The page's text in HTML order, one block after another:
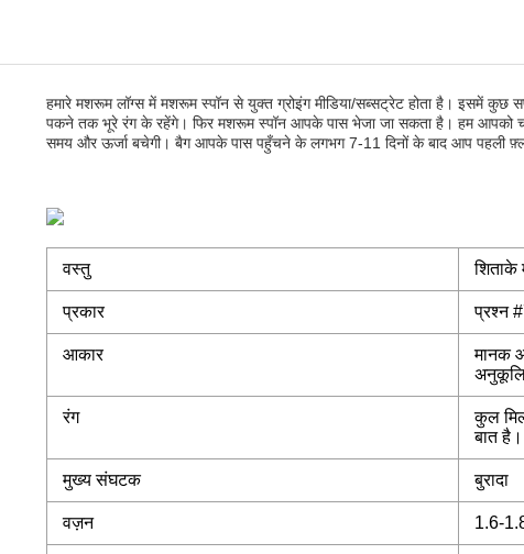
हमारे मशरूम लॉग्स में मशरूम स्पॉन से युक्त ग्रोइंग मीडिया/सब्सट्रेट होता है। इसमें कुछ
पकने तक भूरे रंग के रहेंगे। फिर मशरूम स्पॉन आपके पास भेजा जा सकता है। हम आपको
समय और ऊर्जा बचेगी। बैग आपके पास पहुँचने के लगभग 7-11 दिनों के बाद आप पहली
वस्तु शिताके
प्रकार प्रश्न
आकार
मानक
रंग
कुल
बात है।
मुख्य संघटक बुरादा
वज़न 1.6-